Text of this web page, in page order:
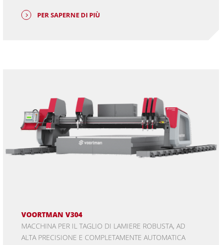
PER SAPERNE DI PIÙ
VOORTMAN V304
MACCHINA PER IL TAGLIO DI LAMIERE ROBUSTA, AD
ALTA PRECISIONE E COMPLETAMENTE AUTOMATICA